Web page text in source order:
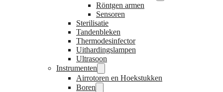
Röntgen armen
Sensoren
Sterilisatie
Tandenbleken
Thermodesinfector
Uithardingslampen
Ultrasoon
Instrumenten
Airrotoren en Hoekstukken
Boren